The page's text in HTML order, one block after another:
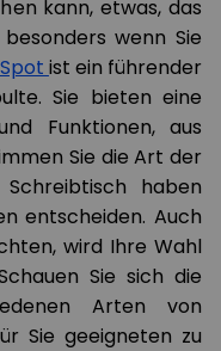
kann, etwas, das
wenn Sie
ist ein führender
Sie bieten eine
Funktionen, aus
Sie die Art der
haben
entscheiden. Auch
wird Ihre Wahl
Sie sich die
Arten von
Sie geeigneten zu